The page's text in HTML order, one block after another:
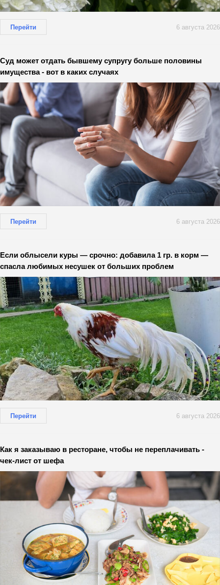
Перейти 6 августа 2026
Суд может отдать бывшему супругу больше половины
имущества - вот в каких случаях
Перейти 6 августа 2026
Если облысели куры — срочно: добавила 1 гр. в корм —
спасла любимых несушек от больших проблем
Перейти 6 августа 2026
Как я заказываю в ресторане, чтобы не переплачивать -
чек-лист от шефа